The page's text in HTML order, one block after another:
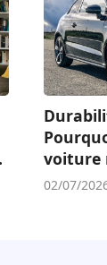
voiture
est un
02/07/